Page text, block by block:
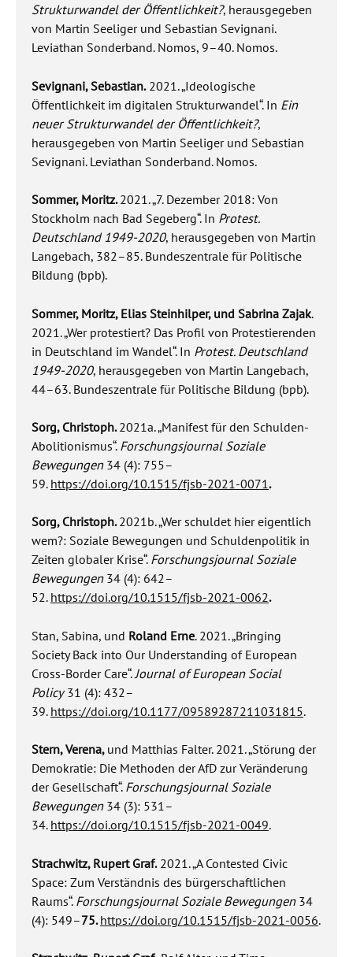
Strukturwandel der Öffentlichkeit?, herausgegeben
von Martin Seeliger und Sebastian Sevignani.
Leviathan Sonderband. Nomos, 9–40. Nomos.
Sevignani, Sebastian.2021. „Ideologische
Öffentlichkeit im digitalen Strukturwandel“. In Ein
neuer Strukturwandel der Öffentlichkeit?,
herausgegeben von Martin Seeliger und Sebastian
Sevignani. Leviathan Sonderband. Nomos.
Sommer, Moritz.2021. „7. Dezember 2018: Von
Stockholm nach Bad Segeberg“. In Protest.
Deutschland 1949-2020, herausgegeben von Martin
Langebach, 382–85. Bundeszentrale für Politische
Bildung (bpb).
Sommer, Moritz, Elias Steinhilper, und Sabrina Zajak.
2021. „Wer protestiert? Das Profil von Protestierenden
in Deutschland im Wandel“. In Protest. Deutschland
1949-2020, herausgegeben von Martin Langebach,
44–63. Bundeszentrale für Politische Bildung (bpb).
Sorg, Christoph.2021a. „Manifest für den Schulden-
Abolitionismus“.Forschungsjournal Soziale
Bewegungen34 (4): 755–
59.https://doi.org/10.1515/fjsb-2021-0071.
Sorg, Christoph.2021b. „Wer schuldet hier eigentlich
wem?: Soziale Bewegungen und Schuldenpolitik in
Zeiten globaler Krise“.Forschungsjournal Soziale
Bewegungen34 (4): 642–
52.https://doi.org/10.1515/fjsb-2021-0062.
Stan, Sabina, und Roland Erne. 2021. „Bringing
Society Back into Our Understanding of European
Cross-Border Care“.Journal of European Social
Policy31 (4): 432–
39.https://doi.org/10.1177/09589287211031815.
Stern, Verena,und Matthias Falter.2021. „Störung der
Demokratie: Die Methoden der AfD zur Veränderung
der Gesellschaft“.Forschungsjournal Soziale
Bewegungen34 (3): 531–
34.https://doi.org/10.1515/fjsb-2021-0049.
Strachwitz, Rupert Graf.2021. „A Contested Civic
Space: Zum Verständnis des bürgerschaftlichen
Raums“.Forschungsjournal Soziale Bewegungen34
(4): 549–75.https://doi.org/10.1515/fjsb-2021-0056.